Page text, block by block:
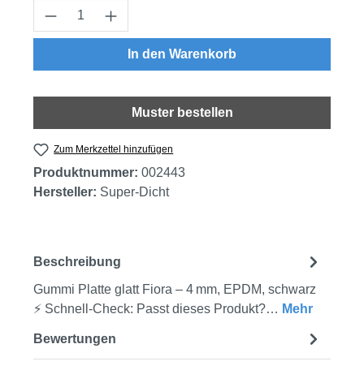
Produkt Anzahl: Gib den gewünschten
In den Warenkorb
Muster bestellen
Zum Merkzettel hinzufügen
Produktnummer: 002443
Hersteller: Super-Dicht
Beschreibung
Gummi Platte glatt Fiora – 4 mm, EPDM, schwarz
⚡ Schnell-Check: Passt dieses Produkt?… Mehr
Bewertungen